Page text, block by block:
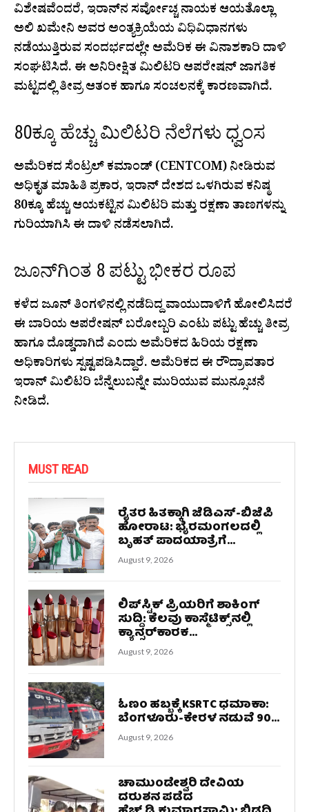
ವಿಶೇಷವೆಂದರೆ, ಇರಾನ್‌ನ ಸರ್ವೋಚ್ಚ ನಾಯಕ ಆಯತೊಲ್ಲಾ
ಅಲಿ ಖಮೇನಿ ಅವರ ಅಂತ್ಯಕ್ರಿಯೆಯ ವಿಧಿವಿಧಾನಗಳು
ನಡೆಯುತ್ತಿರುವ ಸಂದರ್ಭದಲ್ಲೇ ಅಮೆರಿಕ ಈ ವಿನಾಶಕಾರಿ ದಾಳಿ
ಸಂಘಟಿಸಿದೆ. ಈ ಅನಿರೀಕ್ಷಿತ ಮಿಲಿಟರಿ ಆಪರೇಷನ್ ಜಾಗತಿಕ
ಮಟ್ಟದಲ್ಲಿ ತೀವ್ರ ಆತಂಕ ಹಾಗೂ ಸಂಚಲನಕ್ಕೆ ಕಾರಣವಾಗಿದೆ.
80ಕ್ಕೂ ಹೆಚ್ಚು ಮಿಲಿಟರಿ ನೆಲೆಗಳು ಧ್ವಂಸ
ಅಮೆರಿಕದ ಸೆಂಟ್ರಲ್ ಕಮಾಂಡ್ (CENTCOM) ನೀಡಿರುವ
ಅಧಿಕೃತ ಮಾಹಿತಿ ಪ್ರಕಾರ, ಇರಾನ್ ದೇಶದ ಒಳಗಿರುವ ಕನಿಷ್ಠ
80ಕ್ಕೂ ಹೆಚ್ಚು ಆಯಕಟ್ಟಿನ ಮಿಲಿಟರಿ ಮತ್ತು ರಕ್ಷಣಾ ತಾಣಗಳನ್ನು
ಗುರಿಯಾಗಿಸಿ ಈ ದಾಳಿ ನಡೆಸಲಾಗಿದೆ.
ಜೂನ್‌ಗಿಂತ 8 ಪಟ್ಟು ಭೀಕರ ರೂಪ
ಕಳೆದ ಜೂನ್ ತಿಂಗಳಿನಲ್ಲಿ ನಡೆದಿದ್ದ ವಾಯುದಾಳಿಗೆ ಹೋಲಿಸಿದರೆ
ಈ ಬಾರಿಯ ಆಪರೇಷನ್ ಬರೋಬ್ಬರಿ ಎಂಟು ಪಟ್ಟು ಹೆಚ್ಚು ತೀವ್ರ
ಹಾಗೂ ದೊಡ್ಡದಾಗಿದೆ ಎಂದು ಅಮೆರಿಕದ ಹಿರಿಯ ರಕ್ಷಣಾ
ಅಧಿಕಾರಿಗಳು ಸ್ಪಷ್ಟಪಡಿಸಿದ್ದಾರೆ. ಅಮೆರಿಕದ ಈ ರೌದ್ರಾವತಾರ
ಇರಾನ್ ಮಿಲಿಟರಿ ಬೆನ್ನೆಲುಬನ್ನೇ ಮುರಿಯುವ ಮುನ್ಸೂಚನೆ
ನೀಡಿದೆ.
MUST READ
ರೈತರ ಹಿತಕ್ಕಾಗಿ ಜೆಡಿಎಸ್-ಬಿಜೆಪಿ
ಹೋರಾಟ: ಭೈರಮಂಗಲದಲ್ಲಿ
ಬೃಹತ್ ಪಾದಯಾತ್ರೆಗೆ...
August 9, 2026
ಲಿಪ್‌ಸ್ಟಿಕ್ ಪ್ರಿಯರಿಗೆ ಶಾಕಿಂಗ್
ಸುದ್ದಿ: ಕೆಲವು ಕಾಸ್ಮೆಟಿಕ್ಸ್‌ನಲ್ಲಿ
ಕ್ಯಾನ್ಸರ್‌ಕಾರಕ...
August 9, 2026
ಓಣಂ ಹಬ್ಬಕ್ಕೆ KSRTC ಧಮಾಕಾ:
ಬೆಂಗಳೂರು-ಕೇರಳ ನಡುವೆ 90...
August 9, 2026
ಚಾಮುಂಡೇಶ್ವರಿ ದೇವಿಯ
ದರುಶನ ಪಡೆದ